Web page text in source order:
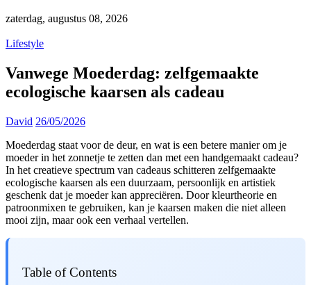
zaterdag, augustus 08, 2026
Lifestyle
Vanwege Moederdag: zelfgemaakte
ecologische kaarsen als cadeau
David 26/05/2026
Moederdag staat voor de deur, en wat is een betere manier om je
moeder in het zonnetje te zetten dan met een handgemaakt cadeau?
In het creatieve spectrum van cadeaus schitteren zelfgemaakte
ecologische kaarsen als een duurzaam, persoonlijk en artistiek
geschenk dat je moeder kan appreciëren. Door kleurtheorie en
patroonmixen te gebruiken, kan je kaarsen maken die niet alleen
mooi zijn, maar ook een verhaal vertellen.
Table of Contents